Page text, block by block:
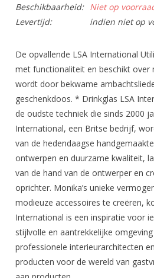
Beschikbaarheid:
Niet op
Levertijd:
indien niet op
De opvallende LSA International
met functionaliteit en beschikt over
wordt door bekwame
geschenkdoos. * Drinkglas LSA
de oudste techniek die sinds 2000
International, een Britse bedrijf,
van de hedendaagse
ontwerpen en duurzame kwaliteit,
van de hand van de ontwerper en
oprichter. Monika’s unieke
modieuze accessoires te creëren,
International is een inspiratie voor
stijlvolle en aantrekkelijke
professionele interieurarchitecten
producten voor de wereld van